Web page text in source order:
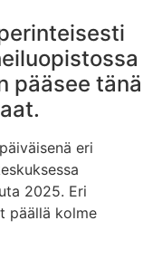
pääsee tänä
eri
2025. Eri
päällä kolme